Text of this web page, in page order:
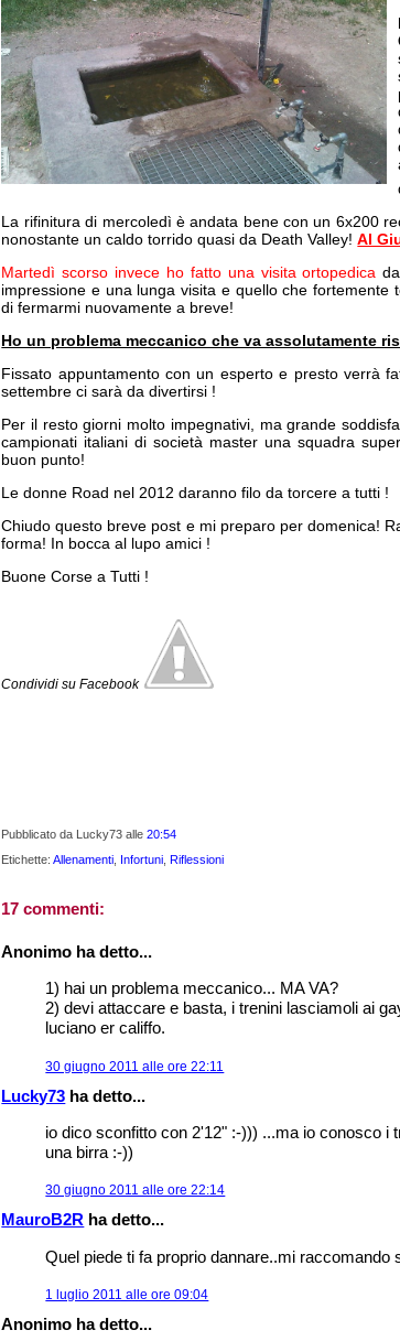
La rifinitura di mercoledì è andata bene con un 6x200
nonostante un caldo torrido quasi da Death Valley!Al
Martedì scorso invece ho fatto una visita ortopedica
impressione e una lunga visita e quello che
di fermarmi nuovamente a breve!
Ho un problema meccanico che va assolutamente
Fissato appuntamento con un esperto e presto verrà
settembre ci sarà da divertirsi !
Per il resto giorni molto impegnativi, ma grande
campionati italiani di società master una squadra
buon punto!
Le donne Road nel 2012 daranno filo da torcere a tutti !
Chiudo questo breve post e mi preparo per domenica!
forma! In bocca al lupo amici !
Buone Corse a Tutti !
Condividi su Facebook
Pubblicato da Lucky73alle20:54
Etichette:Allenamenti Infortuni Riflessioni
17 commenti:
Anonimo ha detto...
1) hai un problema meccanico... MA VA?
2) devi attaccare e basta, i trenini lasciamoli ai
luciano er califfo.
30 giugno 2011 alle ore 22:11
Lucky73 ha detto...
io dico sconfitto con 2'12" :-))) ...ma io conosco
una birra :-))
30 giugno 2011 alle ore 22:14
MauroB2R ha detto...
Quel piede ti fa proprio dannare..mi raccomando
1 luglio 2011 alle ore 09:04
Anonimo ha detto...